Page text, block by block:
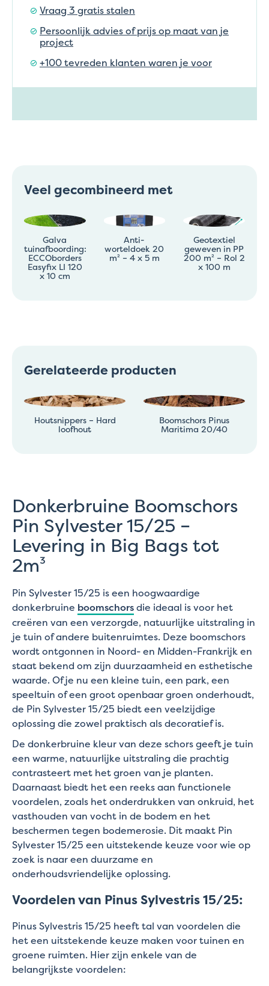
Vraag 3 gratis stalen
Persoonlijk advies of prijs op maat van je
project
+100 tevreden klanten waren je voor
Veel gecombineerd met
Galva
tuinafboording:
ECCOborders
Easyfix LI 120
x 10 cm
Anti-
worteldoek 20
m² – 4 x 5 m
Geotextiel
geweven in PP
200 m² – Rol 2
x 100 m
Gerelateerde producten
Houtsnippers – Hard
loofhout
Boomschors Pinus
Maritima 20/40
Donkerbruine Boomschors
Pin Sylvester 15/25 –
Levering in Big Bags tot
2m³
Pin Sylvester 15/25 is een hoogwaardige
donkerbruine boomschorsdie ideaal is voor het
creëren van een verzorgde, natuurlijke uitstraling in
je tuin of andere buitenruimtes. Deze boomschors
wordt ontgonnen in Noord- en Midden-Frankrijk en
staat bekend om zijn duurzaamheid en esthetische
waarde. Of je nu een kleine tuin, een park, een
speeltuin of een groot openbaar groen onderhoudt,
de Pin Sylvester 15/25 biedt een veelzijdige
oplossing die zowel praktisch als decoratief is.
De donkerbruine kleur van deze schors geeft je tuin
een warme, natuurlijke uitstraling die prachtig
contrasteert met het groen van je planten.
Daarnaast biedt het een reeks aan functionele
voordelen, zoals het onderdrukken van onkruid, het
vasthouden van vocht in de bodem en het
beschermen tegen bodemerosie. Dit maakt Pin
Sylvester 15/25 een uitstekende keuze voor wie op
zoek is naar een duurzame en
onderhoudsvriendelijke oplossing.
Voordelen van Pinus Sylvestris 15/25:
Pinus Sylvestris 15/25 heeft tal van voordelen die
het een uitstekende keuze maken voor tuinen en
groene ruimten. Hier zijn enkele van de
belangrijkste voordelen: